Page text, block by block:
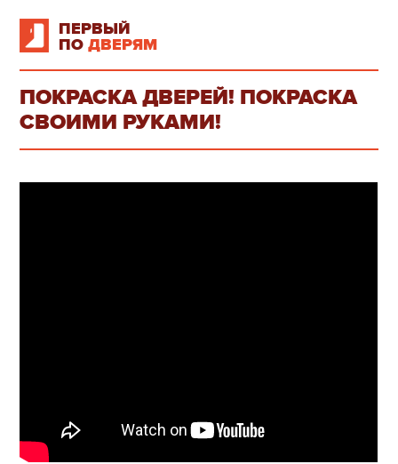
ПЕРВЫЙ
ПО ДВЕРЯМ
ПОКРАСКА ДВЕРЕЙ! ПОКРАСКА
СВОИМИ РУКАМИ!